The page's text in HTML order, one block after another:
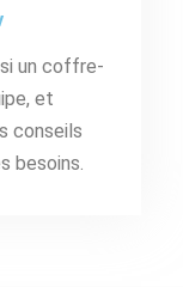
un coffre-
et
conseils
besoins.